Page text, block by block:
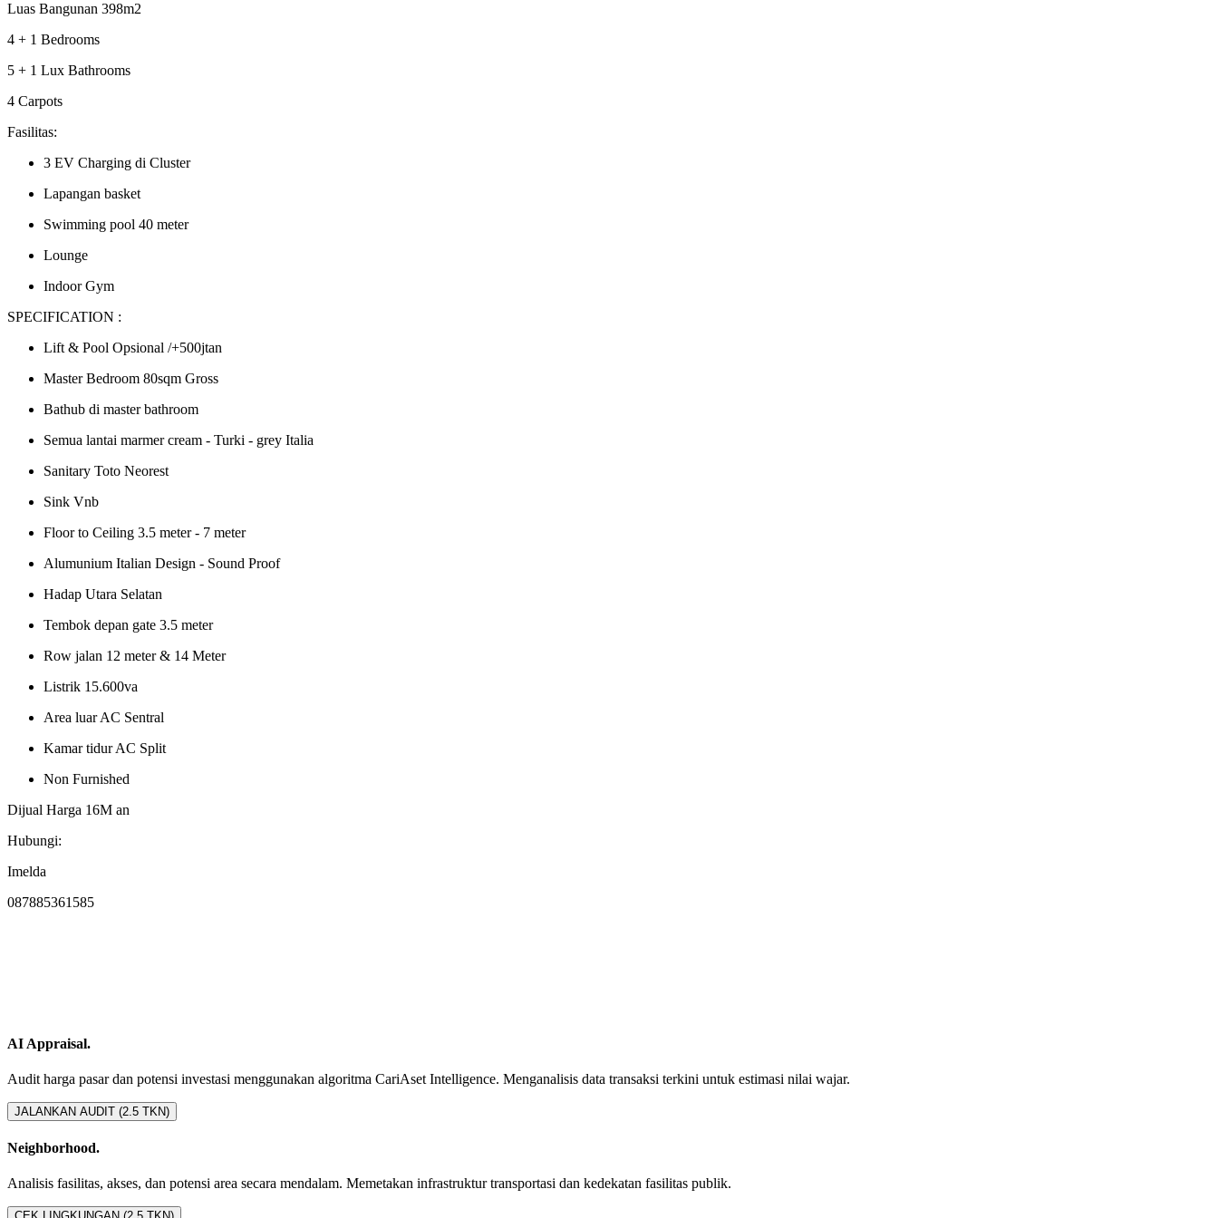
Luas Bangunan 398m2
4 + 1 Bedrooms
5 + 1 Lux Bathrooms
4 Carpots
Fasilitas:
3 EV Charging di Cluster
Lapangan basket
Swimming pool 40 meter
Lounge
Indoor Gym
SPECIFICATION :
Lift & Pool Opsional /+500jtan
Master Bedroom 80sqm Gross
Bathub di master bathroom
Semua lantai marmer cream - Turki - grey Italia
Sanitary Toto Neorest
Sink Vnb
Floor to Ceiling 3.5 meter - 7 meter
Alumunium Italian Design - Sound Proof
Hadap Utara Selatan
Tembok depan gate 3.5 meter
Row jalan 12 meter & 14 Meter
Listrik 15.600va
Area luar AC Sentral
Kamar tidur AC Split
Non Furnished
Dijual Harga 16M an
Hubungi:
Imelda
087885361585
AI Appraisal.
Audit harga pasar dan potensi investasi menggunakan algoritma CariAset Intelligence. Menganalisis data transaksi terkini untuk estimasi nilai wajar.
JALANKAN AUDIT (2.5 TKN)
Neighborhood.
Analisis fasilitas, akses, dan potensi area secara mendalam. Memetakan infrastruktur transportasi dan kedekatan fasilitas publik.